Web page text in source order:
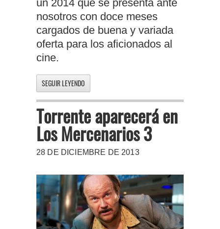
un 2014 que se presenta ante
nosotros con doce meses
cargados de buena y variada
oferta para los aficionados al
cine.
SEGUIR LEYENDO
Torrente aparecerá en
Los Mercenarios 3
28 DE DICIEMBRE DE 2013